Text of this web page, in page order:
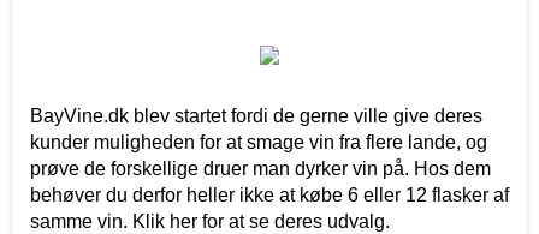
BayVine.dk blev startet fordi de gerne ville give deres
kunder muligheden for at smage vin fra flere lande, og
prøve de forskellige druer man dyrker vin på. Hos dem
behøver du derfor heller ikke at købe 6 eller 12 flasker af
samme vin. Klik her for at se deres udvalg.